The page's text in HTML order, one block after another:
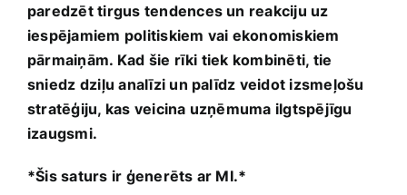
paredzēt tirgus ‌tendences un reakciju uz
iespējamiem politiskiem vai ekonomiskiem
pārmaiņām. Kad šie‌ rīki tiek kombinēti, tie
sniedz⁢ dziļu analīzi un palīdz veidot izsmeļošu
stratēģiju,‍ kas veicina uzņēmuma ilgtspējīgu
izaugsmi.
*Šis saturs ir ģenerēts ar MI.*